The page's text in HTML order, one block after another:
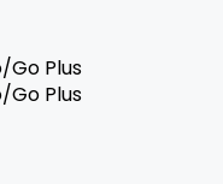
Plus
Plus